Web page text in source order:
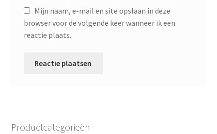
Mijn naam, e-mail en site opslaan in deze
browser voor de volgende keer wanneer ik een
reactie plaats.
Productcategorieën